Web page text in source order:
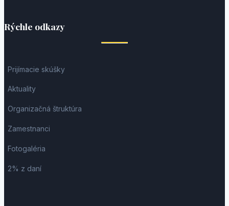
Rýchle odkazy
Prijímacie skúšky
Aktuality
Organizačná štruktúra
Zamestnanci
Fotogaléria
2% z daní